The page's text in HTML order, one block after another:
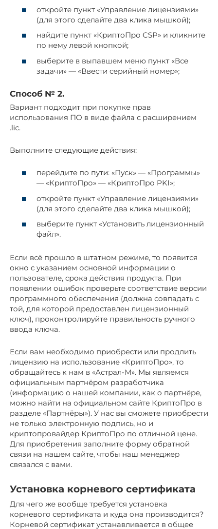
откройте пункт «Управление лицензиями»
(для этого сделайте два клика мышкой);
найдите пункт «КриптоПро CSP» и кликните
по нему левой кнопкой;
выберите в выпавшем меню пункт «Все
задачи» — «Ввести серийный номер»;
Способ № 2.
Вариант подходит при покупке прав
использования ПО в виде файла с расширением
.lic.
Выполните следующие действия:
перейдите по пути: «Пуск» — «Программы»
— «КриптоПро» — «КриптоПро PKI»;
откройте пункт «Управление лицензиями»
(для этого сделайте два клика мышкой);
выберите пункт «Установить лицензионный
файл».
Если всё прошло в штатном режиме, то появится
окно с указанием основной информации о
пользователе, срока действия продукта. При
появлении ошибок проверьте соответствие версии
программного обеспечения (должна совпадать с
той, для которой предоставлен лицензионный
ключ), проконтролируйте правильность ручного
ввода ключа.
Если вам необходимо приобрести или продлить
лицензию на использование «КриптоПро», то
обращайтесь к нам в «Астрал-М». Мы являемся
официальным партнёром разработчика
(информацию о нашей компании, как о партнёре,
можно найти на официальном сайте КриптоПро в
разделе «Партнёры»). У нас вы сможете приобрести
не только электронную подпись, но и
криптопровайдер КриптоПро по отличной цене.
Для приобретения заполните форму обратной
связи на нашем сайте, чтобы наш менеджер
связался с вами.
Установка корневого сертификата
Для чего же вообще требуется установка
корневого сертификата и куда она производится?
Корневой сертификат устанавливается в общее